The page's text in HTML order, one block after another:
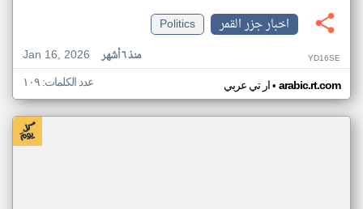
اخبار جزر القمر
Politics
Jan 16, 2026
منذ ٦ أشهر YD16SE
ار تي عربي• arabic.rt.com عدد الكلمات: ١٠٩